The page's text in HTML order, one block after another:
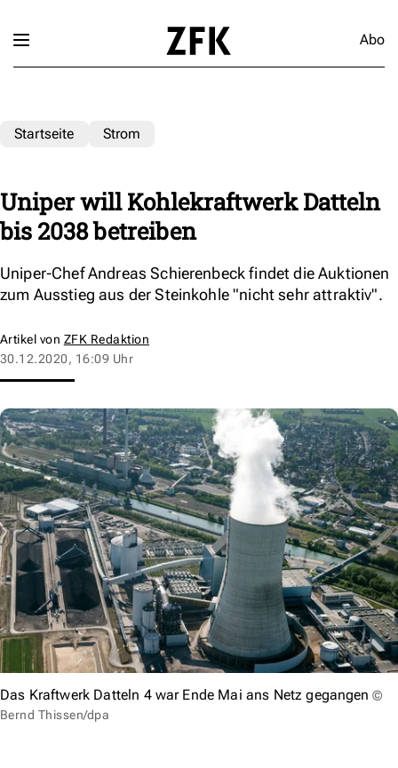
Abo
Startseite Strom
Uniper will Kohlekraftwerk Datteln
bis 2038 betreiben
Uniper-Chef Andreas Schierenbeck findet die Auktionen
zum Ausstieg aus der Steinkohle "nicht sehr attraktiv".
Artikel von ZFK Redaktion
30.12.2020, 16:09 Uhr
Das Kraftwerk Datteln 4 war Ende Mai ans Netz gegangen ©
Bernd Thissen/dpa